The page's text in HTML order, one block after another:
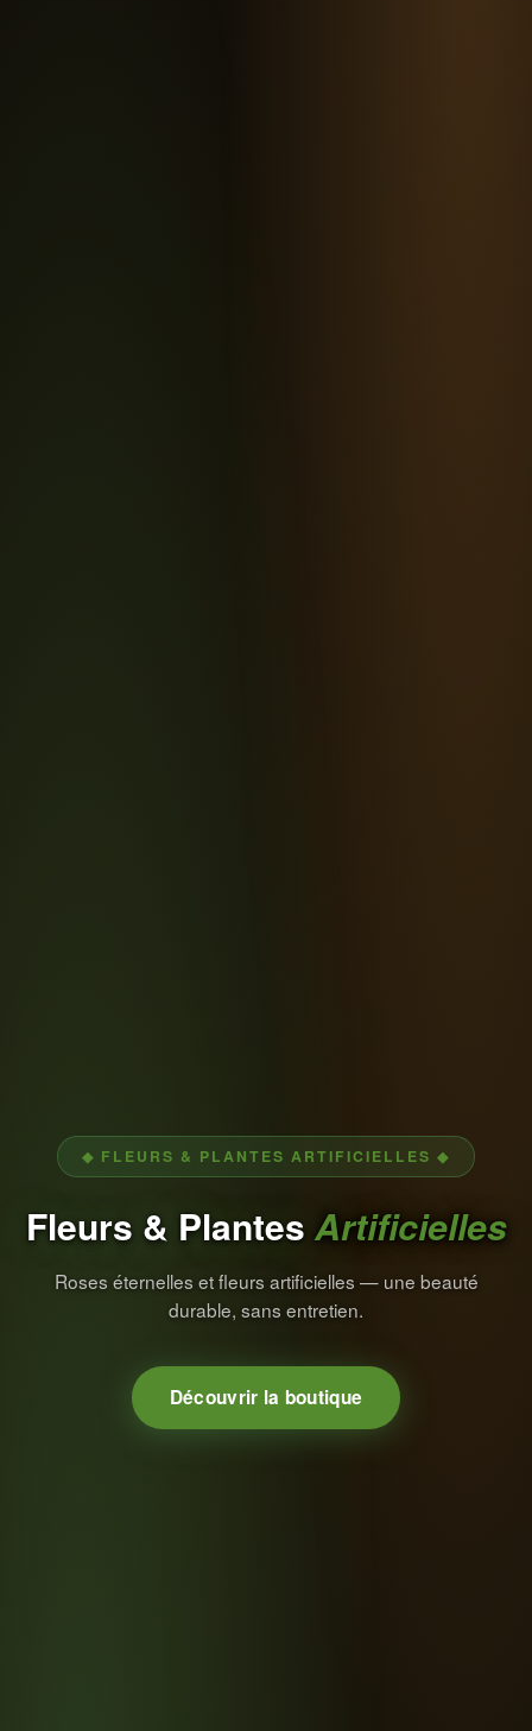
◆ FLEURS & PLANTES ARTIFICIELLES ◆
Fleurs & Plantes Artificielles
Roses éternelles et fleurs artificielles — une beauté
durable, sans entretien.
Découvrir la boutique